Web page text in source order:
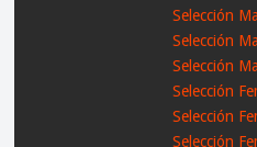
Selección
Selección
Selección
Selección
Selección
Selección